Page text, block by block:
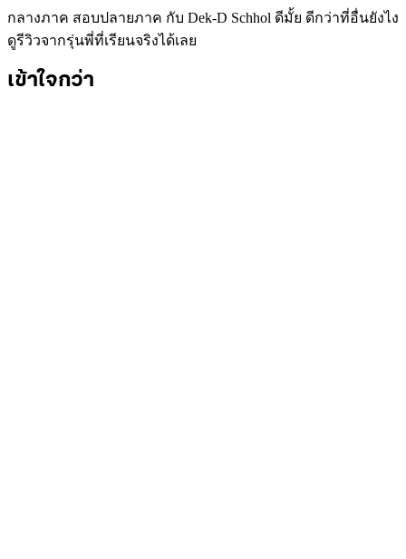
กลางภาค สอบปลายภาค กับ Dek-D Schhol ดีมั้ย ดีกว่าที่อื่นยังไง
ดูรีวิวจากรุ่นพี่ที่เรียนจริงได้เลย
เข้าใจกว่า